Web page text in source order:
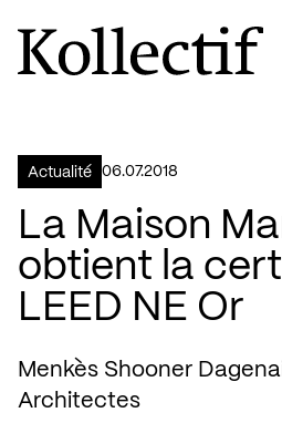
Aller à la page d'accueil
Logo Kollectif
Actualité 06.07.2018
La Maison
obtient la
LEED NE Or
Menkès Shooner
Architectes